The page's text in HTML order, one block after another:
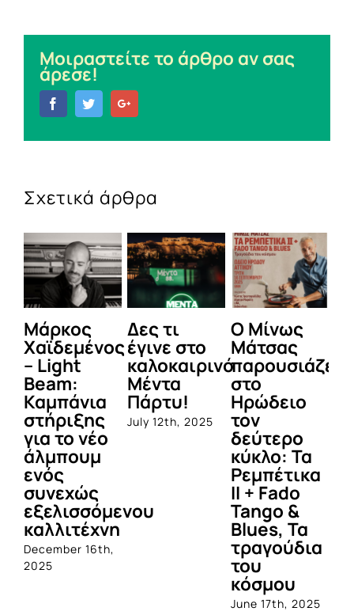
Μοιραστείτε το άρθρο αν σας
άρεσε!
FacebookTwitter
Σχετικά άρθρα
Μάρκος
Χαϊδεμένος
– Light
Beam:
Καμπάνια
στήριξης
για το νέο
άλμπουμ
ενός
συνεχώς
εξελισσόμενου
καλλιτέχνη
December 16th,
2025
Δες τι
έγινε στο
καλοκαιρινό
Μέντα
Πάρτυ!
July 12th, 2025
Ο Μίνως
Μάτσας
παρουσιάζει
στο
Ηρώδειο
τον
δεύτερο
κύκλο: Τα
Ρεμπέτικα
II + Fado
Tango &
Blues, Τα
τραγούδια
του
κόσμου
June 17th, 2025